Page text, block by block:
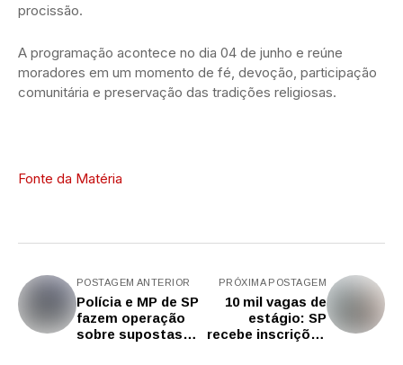
procissão.
A programação acontece no dia 04 de junho e reúne
moradores em um momento de fé, devoção, participação
comunitária e preservação das tradições religiosas.
Fonte da Matéria
POSTAGEM ANTERIOR
Polícia e MP de SP
fazem operação
sobre supostas
PRÓXIMA POSTAGEM
10 mil vagas de
estágio: SP
recebe inscrições